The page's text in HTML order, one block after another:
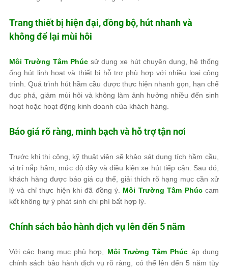
Trang thiết bị hiện đại, đồng bộ, hút nhanh và
không để lại mùi hôi
Môi Trường Tâm Phúc sử dụng xe hút chuyên dụng, hệ thống
ống hút linh hoạt và thiết bị hỗ trợ phù hợp với nhiều loại công
trình. Quá trình hút hầm cầu được thực hiện nhanh gọn, hạn chế
đục phá, giảm mùi hôi và không làm ảnh hưởng nhiều đến sinh
hoạt hoặc hoạt động kinh doanh của khách hàng.
Báo giá rõ ràng, minh bạch và hỗ trợ tận nơi
Trước khi thi công, kỹ thuật viên sẽ khảo sát dung tích hầm cầu,
vị trí nắp hầm, mức độ đầy và điều kiện xe hút tiếp cận. Sau đó,
khách hàng được báo giá cụ thể, giải thích rõ hạng mục cần xử
lý và chỉ thực hiện khi đã đồng ý. Môi Trường Tâm Phúccam
kết không tự ý phát sinh chi phí bất hợp lý.
Chính sách bảo hành dịch vụ lên đến 5 năm
Với các hạng mục phù hợp, Môi Trường Tâm Phúc áp dụng
chính sách bảo hành dịch vụ rõ ràng, có thể lên đến 5 năm tùy